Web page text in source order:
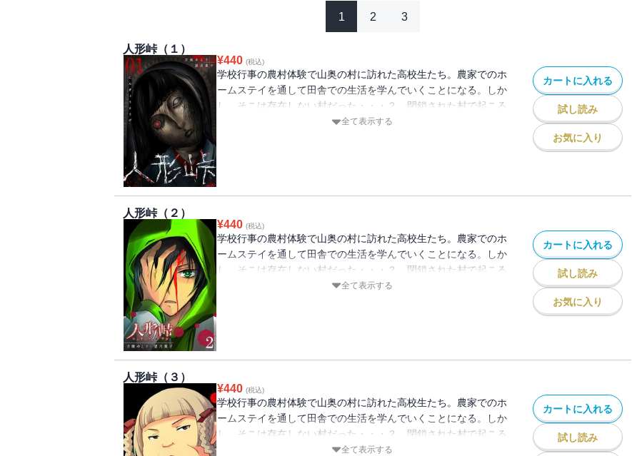
1 2 3
人形峠（１）
¥440 (税込)
学校行事の農村体験で山奥の村に訪れた高校生たち。農家でのホ
ームステイを通して田舎での生活を学んでいくことになる。しか
し、そこは存在しない村だった・・・？ 閉鎖された村で起こる
数々の不可解な出来事に戦慄が走る！ 高校生たちの運命は？
全て表示する
カートに入れる
試し読み
お気に入り
人形峠（２）
¥440 (税込)
学校行事の農村体験で山奥の村に訪れた高校生たち。農家でのホ
ームステイを通して田舎での生活を学んでいくことになる。しか
し、そこは存在しない村だった・・・？ 閉鎖された村で起こる
数々の不可解な出来事に戦慄が走る！ 高校生たちの運命は？
全て表示する
カートに入れる
試し読み
お気に入り
人形峠（３）
¥440 (税込)
学校行事の農村体験で山奥の村に訪れた高校生たち。農家でのホ
ームステイを通して田舎での生活を学んでいくことになる。しか
し、そこは存在しない村だった・・・？ 閉鎖された村で起こる
数々の不可解な出来事に戦慄が走る！ 高校生たちの運命は？
全て表示する
カートに入れる
試し読み